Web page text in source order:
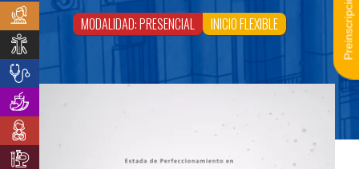
MODALIDAD: PRESENCIAL INICIO FLEXIBLE Preinscripción